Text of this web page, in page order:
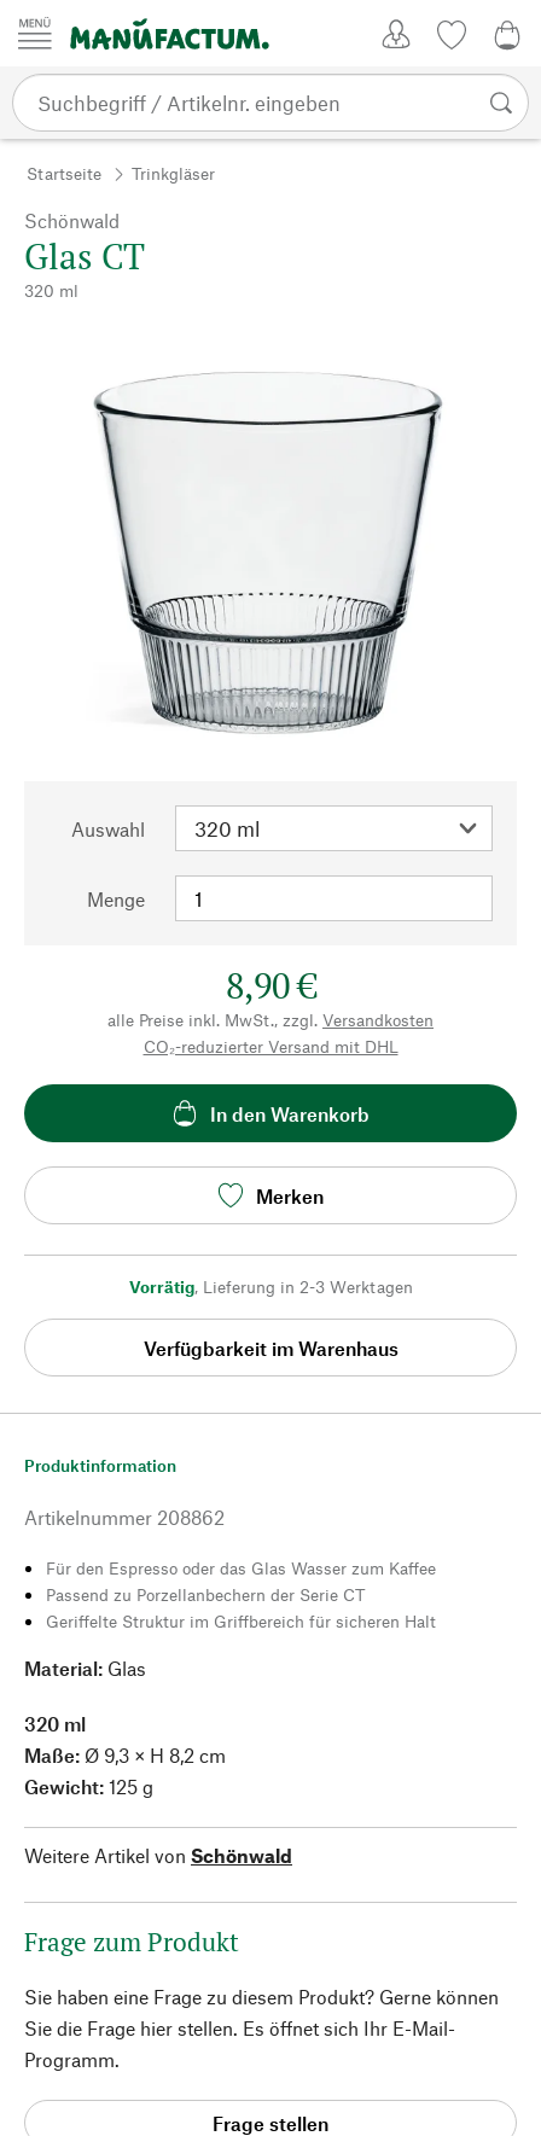
Zum Inhalt springen
Startseite Trinkgläser
Schönwald
Glas CT
320 ml
Auswahl
Menge
8,90 €
alle Preise inkl. MwSt., zzgl. Versandkosten
CO₂-reduzierter Versand mit DHL
In den Warenkorb
Merken
Vorrätig, Lieferung in 2-3 Werktagen
Verfügbarkeit im Warenhaus
Produktinformation
Artikelnummer 208862
Für den Espresso oder das Glas Wasser zum Kaffee
Passend zu Porzellanbechern der Serie CT
Geriffelte Struktur im Griffbereich für sicheren Halt
Material: Glas
320 ml
Maße: Ø 9,3 × H 8,2 cm
Gewicht: 125 g
Weitere Artikel von Schönwald
Frage zum Produkt
Sie haben eine Frage zu diesem Produkt? Gerne können
Sie die Frage hier stellen. Es öffnet sich Ihr E-Mail-
Programm.
Frage stellen